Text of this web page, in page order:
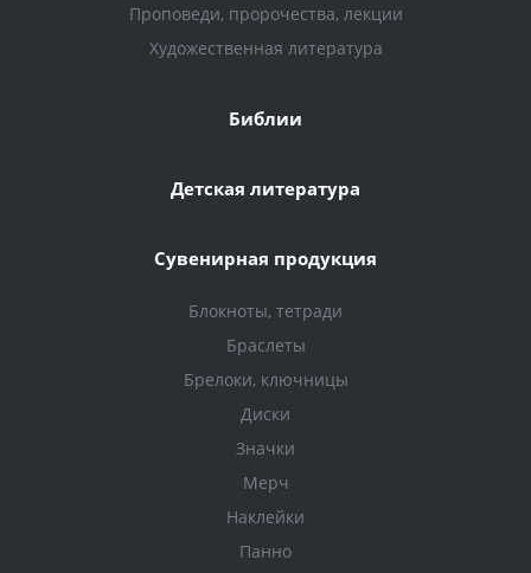
Проповеди, пророчества, лекции
Художественная литература
Библии
Детская литература
Сувенирная продукция
Блокноты, тетради
Браслеты
Брелоки, ключницы
Диски
Значки
Мерч
Наклейки
Панно